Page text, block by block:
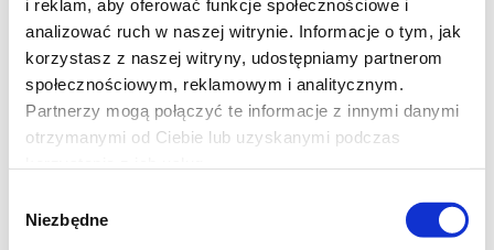
i reklam, aby oferować funkcje społecznościowe i
analizować ruch w naszej witrynie. Informacje o tym, jak
korzystasz z naszej witryny, udostępniamy partnerom
społecznościowym, reklamowym i analitycznym.
Partnerzy mogą połączyć te informacje z innymi danymi
otrzymanymi od Ciebie lub uzyskanymi podczas
zgody
Niezbędne